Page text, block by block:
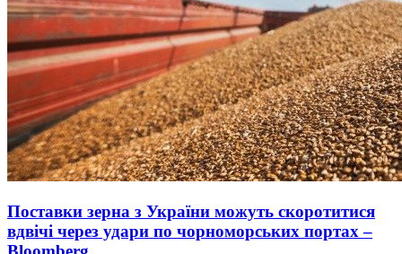
Поставки зерна з України можуть скоротитися
вдвічі через удари по чорноморських портах –